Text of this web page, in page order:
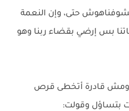
مشوفناهوش حتى، وإن النعمة
بس إرضي بقضاء ربنا وهو
ومش قادرة أتخطى قرص
بتساؤل وقولت: